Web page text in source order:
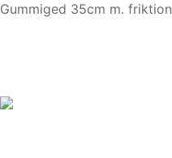
Gummiged 35cm m. friktion